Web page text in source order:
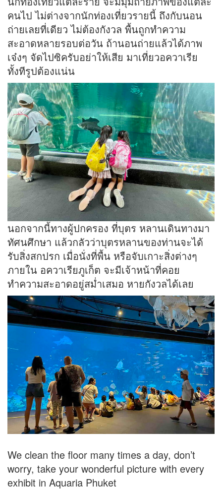
คนไป ไม่ต่างจากนักท่องเที่ยวรายนี้ ถึงกับนอน
ถ่ายเลยที่เดียว ไม่ต้องกังวล พื้นถูกทำความ
สะอาดหลายรอบต่อวัน ถ้านอนถ่ายแล้วได้ภาพ
เจ๋งๆ จัดไปซิครับอย่าให้เสีย มาเที่ยวอควาเรีย
ทั้งทีรูปต้องแน่น
นอกจากนี้ทางผู้ปกครอง ที่บุตร หลานเดินทางมา
ทัศนศึกษา แล้วกลัวว่าบุตรหลานของท่านจะได้
รับสิ่งสกปรก เมื่อนั่งที่พื้น หรือจับเกาะสิ่งต่างๆ
ภายใน อควาเรียภูเก็ต จะมีเจ้าหน้าที่คอย
ทำความสะอาดอยู่สม่ำเสมอ หายกังวลได้เลย
We clean the floor many times a day, don’t
worry, take your wonderful picture with every
exhibit in Aquaria Phuket